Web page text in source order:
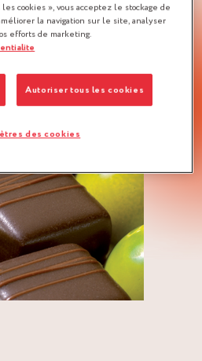
de 10 g environ
RECETTE
cookies », vous acceptez le stockage de
la navigation sur le site, analyser
efforts de marketing.
Autoriser tous les cookies
des cookies